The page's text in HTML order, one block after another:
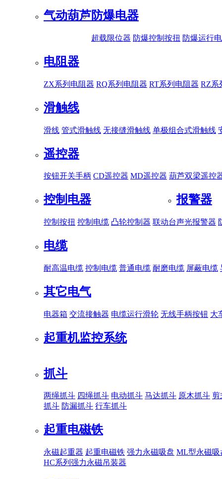
气动葫芦防爆电器
超载限位器 防爆控制按扭 防爆运行
电阻器
ZX系列电阻器 RQ系列电阻器 RT系列电阻器 RZ系
滑触线
滑线 管式滑触线 无接缝滑触线 单极组合式滑触线
遥控器
按钮开关手柄 CD遥控器 MD遥控器 葫芦双梁遥控
控制电器
控制按扭 控制电缆 凸轮控制器 联动台
报警器
声光报警器
电缆
耐高温电缆 控制电缆 普通电缆 耐磨电缆 屏蔽电缆
其它电气
电器箱 交流接触器 电缆运行滑轮 无线手柄按钮 大
起重机监控系统
抓斗
两绳抓斗 四绳抓斗 电动抓斗 马达抓斗 原木抓斗 剪
抓斗 防漏抓斗 行车抓斗
起重电磁铁
永磁起重器 起重电磁铁 强力永磁吸盘 ML型永磁吸
HC系列强力永磁吊装器